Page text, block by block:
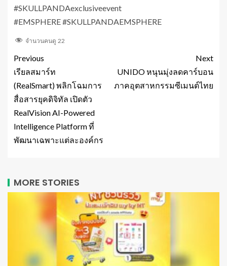
#SKULLPANDAexclusiveevent
#EMSPHERE #SKULLPANDAEMSPHERE
จำนวนคนดู 22
Previous
เรียลสมาร์ท
(RealSmart) พลิกโฉมการ
สื่อสารยุคดิจิทัล เปิดตัว
RealVision AI-Powered
Intelligence Platform ที่
พัฒนาเฉพาะแต่ละองค์กร
Next
UNIDO หนุนมุ่งลดคาร์บอน
ภาคอุตสาหกรรมซีเมนต์ไทย
MORE STORIES